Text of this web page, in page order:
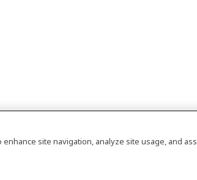
site navigation, analyze site usage, and